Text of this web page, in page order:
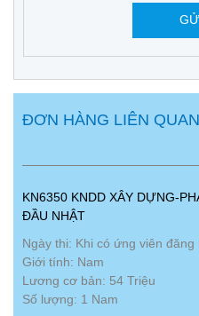
ĐƠN HÀNG LIÊN
KN6350 KNDD XÂY DỰNG-
ĐẦU NHẬT
Ngày thi: Khi có ứng viên đăng
Giới tính: Nam
Lương cơ bản: 54 Triệu
Số lượng: 1 Nam